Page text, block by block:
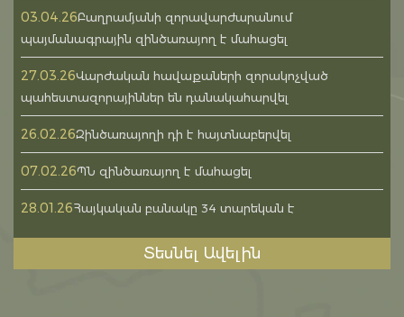
03.04.26Բաղրամյանի զորավարժարանում
պայմանագրային զինծառայող է մահացել
27.03.26Վարժական հավաքաների զորակոչված
պահեստազորայիններ են դանակահարվել
26.02.26Զինծառայողի դի է հայտնաբերվել
07.02.26ՊՆ զինծառայող է մահացել
28.01.26Հայկական բանակը 34 տարեկան է
Տեսնել Ավելին